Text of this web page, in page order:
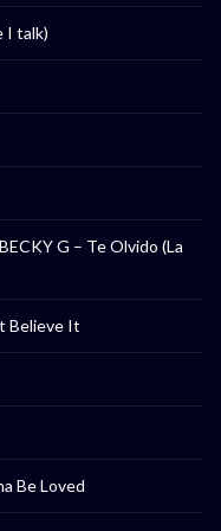
I talk)
G – Te Olvido (La
Believe It
Be Loved